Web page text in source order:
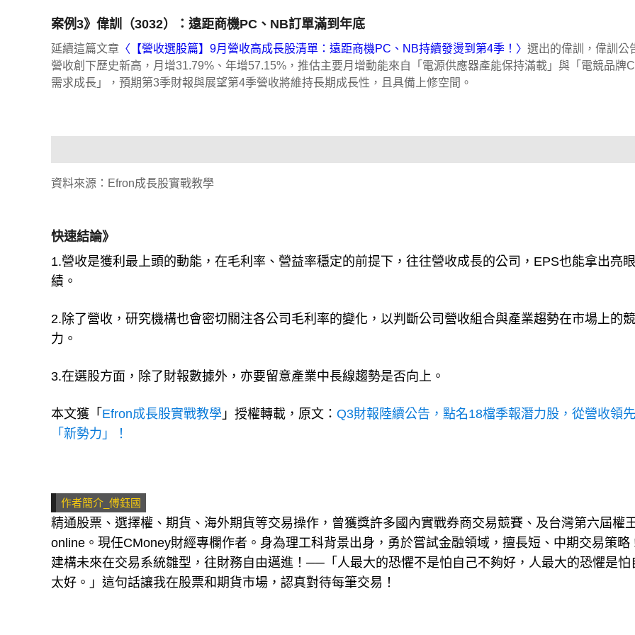
案例3》偉訓（3032）：遠距商機PC、NB訂單滿到年底
延續這篇文章 〈【營收選股篇】9月營收高成長股清單：遠距商機PC、NB持續發燙到第4季！〉 選出的偉訓，偉訓公
營收創下歷史新高，月增31.79%、年增57.15%，推估主要月增動能來自「電源供應器產能保持滿載」與「電競品牌
需求成長」，預期第3季財報與展望第4季營收將維持長期成長性，且具備上修空間。
資料來源：Efron成長股實戰教學
快速結論》
1.營收是獲利最上頭的動能，在毛利率、營益率穩定的前提下，往往營收成長的公司，EPS也能拿出亮
績。
2.除了營收，研究機構也會密切關注各公司毛利率的變化，以判斷公司營收組合與產業趨勢在市場上的
力。
3.在選股方面，除了財報數據外，亦要留意產業中長線趨勢是否向上。
本文獲「 Efron成長股實戰教學 」授權轉載，原文： Q3財報陸續公告，點名18檔季報潛力股，從營收領
「新勢力」！
作者簡介_傅鈺國
精通股票、選擇權、期貨、海外期貨等交易操作，曾獲獎許多國內實戰券商交易競賽、及台灣第六屆權
online。現任CMoney財經專欄作者。身為理工科背景出身，勇於嘗試金融領域，擅長短、中期交易策略
建構未來在交易系統雛型，往財務自由邁進！──「人最大的恐懼不是怕自己不夠好，人最大的恐懼是怕
太好。」這句話讓我在股票和期貨市場，認真對待每筆交易！